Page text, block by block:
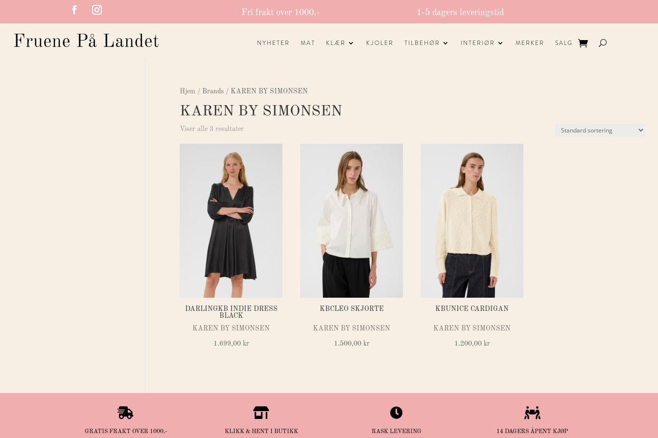
Fri frakt over 1000,- 1-5 dagers leveringstid
NYHETER MAT KLÆR KJOLER TILBEHØR INTERIØR MERKER SALG
Hjem / Brands / KAREN BY SIMONSEN
KAREN BY SIMONSEN
Viser alle 3 resultater
DARLINGKB INDIE DRESS
BLACK
KAREN BY SIMONSEN
1.699,00 kr
KBCLEO SKJORTE
KAREN BY SIMONSEN
1.500,00 kr
KBUNICE CARDIGAN
KAREN BY SIMONSEN
1.200,00 kr

GRATIS FRAKT OVER 1000,-

KLIKK & HENT I BUTIKK

RASK LEVERING

14 DAGERS ÅPENT KJØP